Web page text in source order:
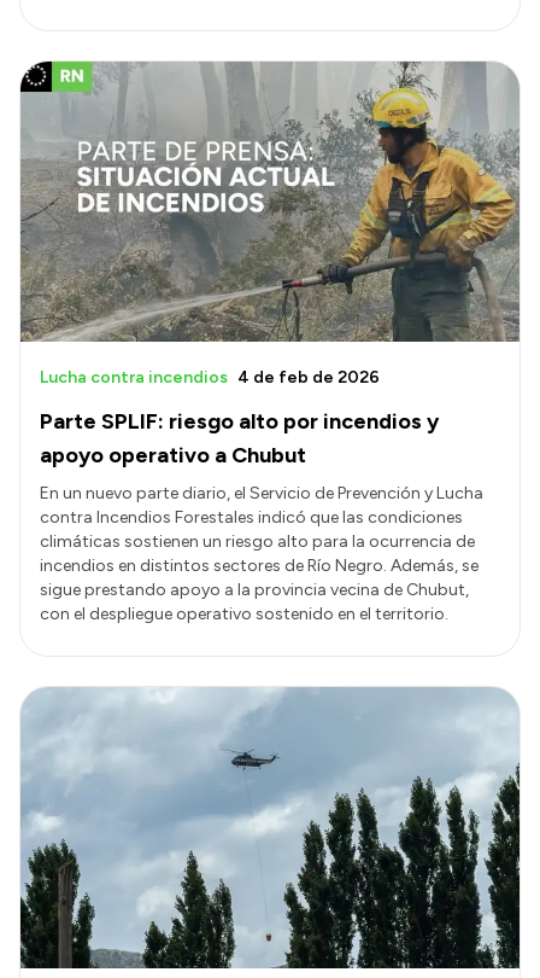
Parte SPLIF: riesgo alto por incendios y
apoyo operativo a Chubut
Lucha contra incendios 4 de feb de 2026
En un nuevo parte diario, el Servicio de Prevención y Lucha
contra Incendios Forestales indicó que las condiciones
climáticas sostienen un riesgo alto para la ocurrencia de
incendios en distintos sectores de Río Negro. Además, se
sigue prestando apoyo a la provincia vecina de Chubut,
con el despliegue operativo sostenido en el territorio.